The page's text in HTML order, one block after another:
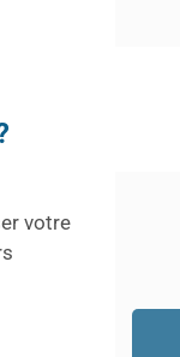
votre